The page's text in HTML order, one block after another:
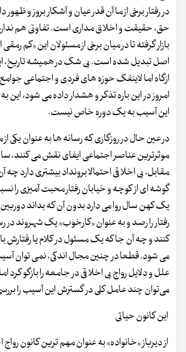
در رفتار برخی از ما آن قدر عیان و آشکار بروز و ظهور
حق، حقیقت و اخلاق مداری است. تفاوتی هم
بازار گرفته تا در میان برخی از مسئولان این «کم
اصل تبدیل شده است. بی شک در همیشه تاریخ،
ازگاه اما لاینفک حوزه های فردی و اجتماعی
امروز در این باره تذکر و هشدار داده می شود،
این آسیب به یک دوره خاص نیست.
در عین حال در روزگاری که رسانه ها به عنوان یکی
موثرترین عناصر اجتماعی ایفای نقش می کنند،
مقابل، بی اخلاقی احتمالا برونداد بیشتری دارد
گوشه ای از کوچه و خیابان رفتار محبت آمیزی را
یک کهن سال روا می دارد بدون آن که بداند
رفتار را رصد و به عنوان «کارخوب» یک شهروند در
کنند و چه آن جا که یک مسئول در کلام یا رفتارش
می شود. قطعا در چنین مجال اندکی، نمی توان
علل و دلایل رواج بی اخلاقی در جامعه را بازگو کرد
می‌توان چند عامل کلی در گسترش این آسیب را
این کانون حیاتی
از دیرباز «خانواده» به عنوان مهم ترین کانون